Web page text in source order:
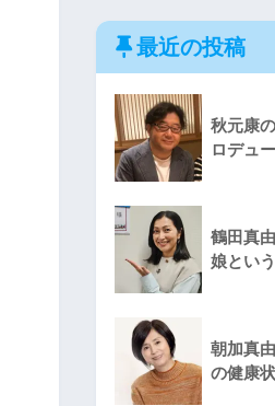
最近の投稿
秋元康
ロデュ
鶴田真
娘とい
朝加真
の健康